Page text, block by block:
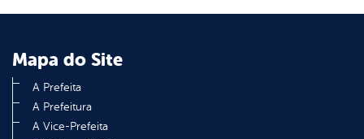
Mapa do Site
A Prefeita
A Prefeitura
A Vice-Prefeita